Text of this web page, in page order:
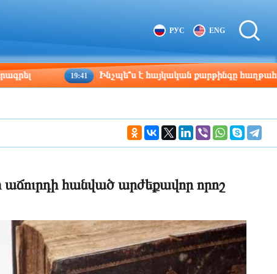
РУС ENG
19:41 Ինչպե՞ս է հայկական քարթինգը հաղթահարում
հանված արժեքավոր որոշ